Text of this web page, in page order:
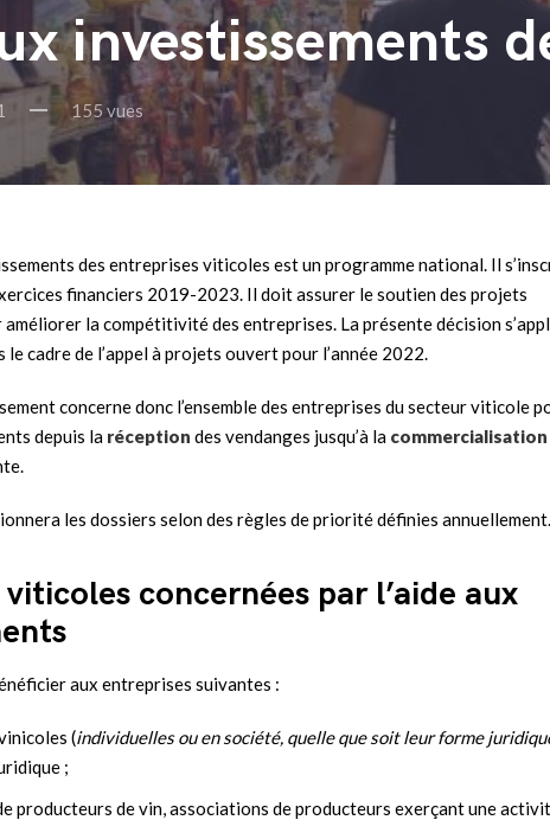
investissements
155 vues
des entreprises viticoles est un programme national. Il
financiers 2019-2023. Il doit assurer le soutien des projets
améliorer la compétitivité des entreprises. La présente décision
le cadre de l’appel à projets ouvert pour l’année 2022.
concerne donc l’ensemble des entreprises du secteur viticole
depuis la réception des vendanges jusqu’à la commercialisation
les dossiers selon des règles de priorité définies annuellement.
concernées par l’aide aux
aux entreprises suivantes :
(individuelles ou en société, quelle que soit leur forme
;
producteurs de vin, associations de producteurs exerçant une